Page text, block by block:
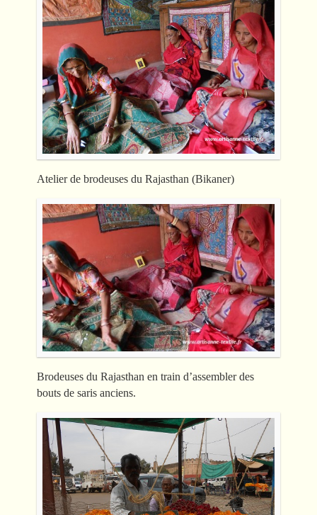
Atelier de brodeuses du Rajasthan (Bikaner)
Brodeuses du Rajasthan en train d’assembler des
bouts de saris anciens.